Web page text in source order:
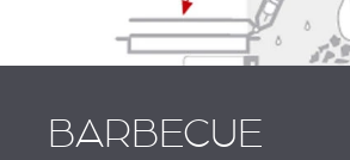
BARBECUE